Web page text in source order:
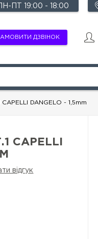
ДЗВІНОК
ПН-ПТ 19:00 - 18:00
DANGELO - 1,5mm
CAPELLI
відгук